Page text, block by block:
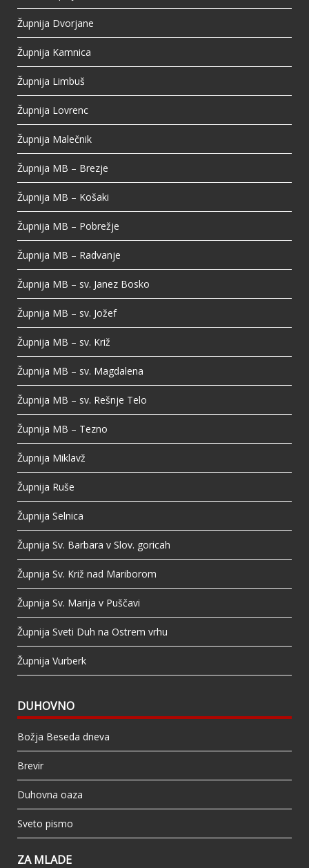
Župnija Dvorjane
Župnija Kamnica
Župnija Limbuš
Župnija Lovrenc
Župnija Malečnik
Župnija MB – Brezje
Župnija MB – Košaki
Župnija MB – Pobrežje
Župnija MB – Radvanje
Župnija MB – sv. Janez Bosko
Župnija MB – sv. Jožef
Župnija MB – sv. Križ
Župnija MB – sv. Magdalena
Župnija MB – sv. Rešnje Telo
Župnija MB – Tezno
Župnija Miklavž
Župnija Ruše
Župnija Selnica
Župnija Sv. Barbara v Slov. goricah
Župnija Sv. Križ nad Mariborom
Župnija Sv. Marija v Puščavi
Župnija Sveti Duh na Ostrem vrhu
Župnija Vurberk
DUHOVNO
Božja Beseda dneva
Brevir
Duhovna oaza
Sveto pismo
ZA MLADE